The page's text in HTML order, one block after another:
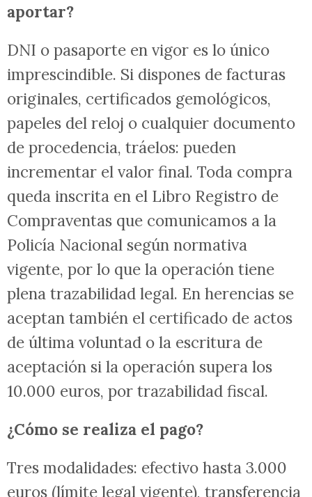
aportar?
DNI o pasaporte en vigor es lo único
imprescindible. Si dispones de facturas
originales, certificados gemológicos,
papeles del reloj o cualquier documento
de procedencia, tráelos: pueden
incrementar el valor final. Toda compra
queda inscrita en el Libro Registro de
Compraventas que comunicamos a la
Policía Nacional según normativa
vigente, por lo que la operación tiene
plena trazabilidad legal. En herencias se
aceptan también el certificado de actos
de última voluntad o la escritura de
aceptación si la operación supera los
10.000 euros, por trazabilidad fiscal.
¿Cómo se realiza el pago?
Tres modalidades: efectivo hasta 3.000
euros (límite legal vigente), transferencia